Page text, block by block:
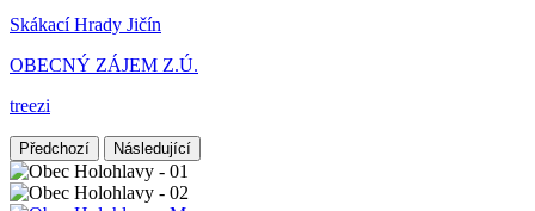
Skákací Hrady Jičín
OBECNÝ ZÁJEM Z.Ú.
treezi
Předchozí Následující